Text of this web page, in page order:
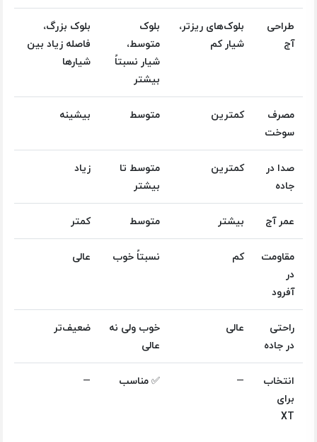
طراحی
آج
بلوک‌های ریزتر،
شیار کم
بلوک
متوسط،
شیار نسبتاً
بیشتر
بلوک بزرگ،
فاصله زیاد بین
شیارها
مصرف
سوخت
کمترین متوسط بیشینه
صدا در
جاده
کمترین
متوسط تا
بیشتر
زیاد
عمر آج بیشتر متوسط
کمتر
مقاومت
در
آفرود
کم نسبتاً خوب عالی
راحتی
در جاده
عالی
خوب ولی نه
عالی
ضعیف‌تر
انتخاب
برای
XT
— ✅ مناسب —